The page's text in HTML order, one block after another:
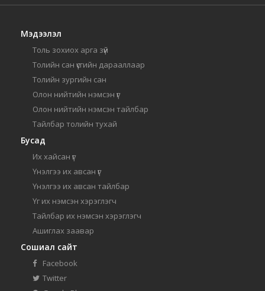
Мэдээлэл
Толь зохиох арга зүй
Толийн сан үсгийн дарааллаар
Толийн зургийн сан
Олон нийтийн нэмсэн үг
Олон нийтийн нэмсэн тайлбар
Тайлбар толийн тухай
Бусад
Их хайсан үг
Үнэлгээ их авсан үг
Үнэлгээ их авсан тайлбар
Үг их нэмсэн хэрэглэгч
Тайлбар их нэмсэн хэрэглэгч
Ашиглах заавар
Сошиал сайт
Facebook
Twitter